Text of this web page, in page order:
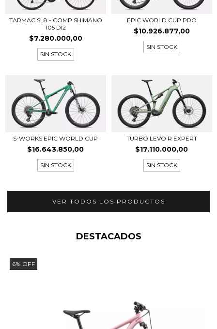
TARMAC SL8 - COMP SHIMANO
105 DI2
$7.280.000,00
SIN STOCK
EPIC WORLD CUP PRO
$10.926.877,00
SIN STOCK
S-WORKS EPIC WORLD CUP
$16.643.850,00
SIN STOCK
TURBO LEVO R EXPERT
$17.110.000,00
SIN STOCK
VER TODOS LOS PRODUCTOS
DESTACADOS
6% OFF